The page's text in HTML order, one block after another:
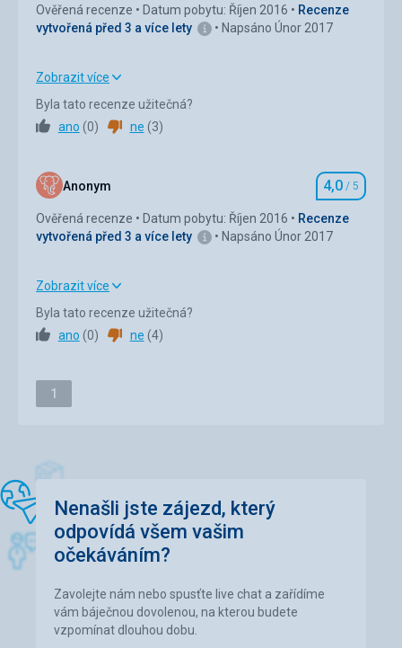
Okolí 4,0
Cena
Pláž je pouze pár metrů od samotného hotelu, písčitá -
poměrně čistá. Moře úžasné.
Strava
Bohatý výběr jak u snídaně tak u večeře.
Hotel je moderně vybavený, čistý a zaměstnanci hotelu
Služby
Služby hotelu - krásný bazén, a spa-centrum.
Ověřená recenze Datum pobytu: Říjen 2016
Recenze
vytvořená před 3 a více lety
Napsáno Únor 2017
Ubytování
Služby 5,0/ 5
Cena 5,0
Zobrazit více
Byla tato recenze užitečná?
ano (0) ne (3)
Anonym Hodnocení
4,0 / 5
Ověřená recenze Datum pobytu: Říjen 2016
Recenze
vytvořená před 3 a více lety
Napsáno Únor 2017
Ubytování
Služby
Zobrazit více
Byla tato recenze užitečná?
ano (0) ne (4)
Stránka
1
Nenašli jste zájezd, který
odpovídá všem vašim
očekáváním?
Zavolejte nám nebo spusťte live chat a zařídíme
vám báječnou dovolenou, na kterou budete
vzpomínat dlouhou dobu.